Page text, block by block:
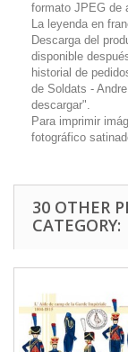
formato JPEG de
La leyenda en
Descarga del
disponible
historial de
de Soldats -
descargar".
Para imprimir
fotográfico
30 OTHER
CATEGORY: